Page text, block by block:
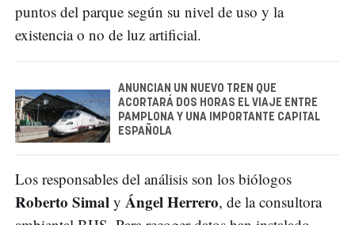
puntos del parque según su nivel de uso y la
existencia o no de luz artificial.
ANUNCIAN UN NUEVO TREN QUE
ACORTARÁ DOS HORAS EL VIAJE ENTRE
PAMPLONA Y UNA IMPORTANTE CAPITAL
ESPAÑOLA
Los responsables del análisis son los biólogos
Roberto Simal y Ángel Herrero, de la consultora